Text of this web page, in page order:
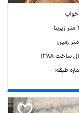
زمین
ساخت 1388
طبقه: --